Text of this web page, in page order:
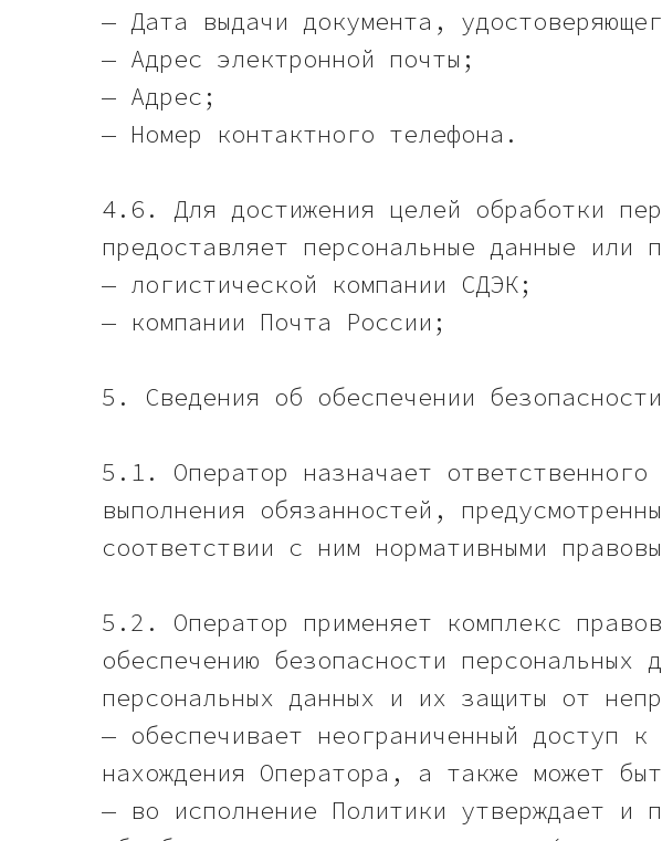
— Дата выдачи документа,
— Адрес электронной почты;
— Адрес;
— Номер контактного телефона.
4.6. Для достижения целей обработки
предоставляет персональные данные или
— логистической компании СДЭК;
— компании Почта России;
5. Сведения об обеспечении
5.1. Оператор назначает
выполнения обязанностей,
соответствии с ним нормативными
5.2. Оператор применяет комплекс
обеспечению безопасности персональных
персональных данных и их защиты от
— обеспечивает неограниченный доступ
нахождения Оператора, а также может
— во исполнение Политики утверждает и